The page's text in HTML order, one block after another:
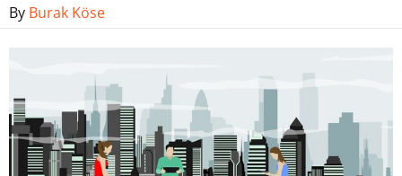
By Burak Köse